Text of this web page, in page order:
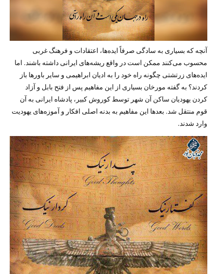
آنچه که بسیاری به سادگی صرفاً ایده‌ها، اعتقادات و فرهنگ غربی
محسوب می‌کنند ممکن است در واقع ریشه‌های ایرانی داشته باشند. اما
ایده‌های زرتشتی چگونه راه خود را به ادیان ابراهیمی و سایر باورها باز
کردند؟ به گفته مورخان بسیاری از این مفاهیم پس از فتح بابل و آزاد
کردن یهودیان ساکن آن شهر توسط کوروش کبیر، پادشاه ایرانی به آن
قوم منتقل شد. بعدها این مفاهیم به بدنه اصلی افکار و آموزه‌های یهودیت
وارد شدند.